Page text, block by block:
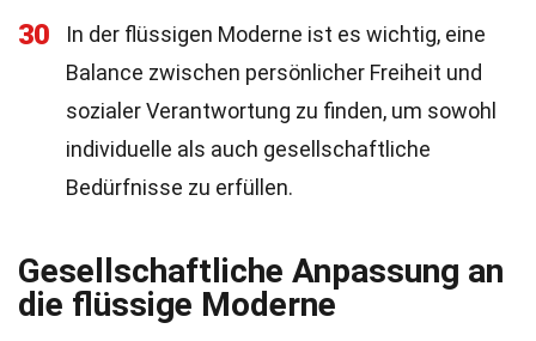
30
In der flüssigen Moderne ist es wichtig, eine
Balance zwischen persönlicher Freiheit und
sozialer Verantwortung zu finden, um sowohl
individuelle als auch gesellschaftliche
Bedürfnisse zu erfüllen.
Gesellschaftliche Anpassung an
die flüssige Moderne